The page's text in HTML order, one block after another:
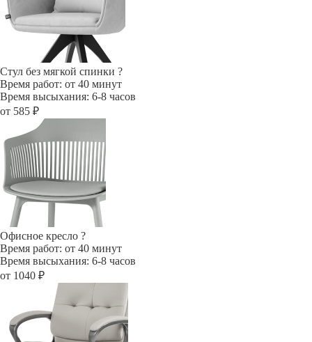
Стул без мягкой спинки ?
Время работ: от 40 минут
Время высыхания: 6-8 часов
от 585 ₽
Офисное кресло ?
Время работ: от 40 минут
Время высыхания: 6-8 часов
от 1040 ₽